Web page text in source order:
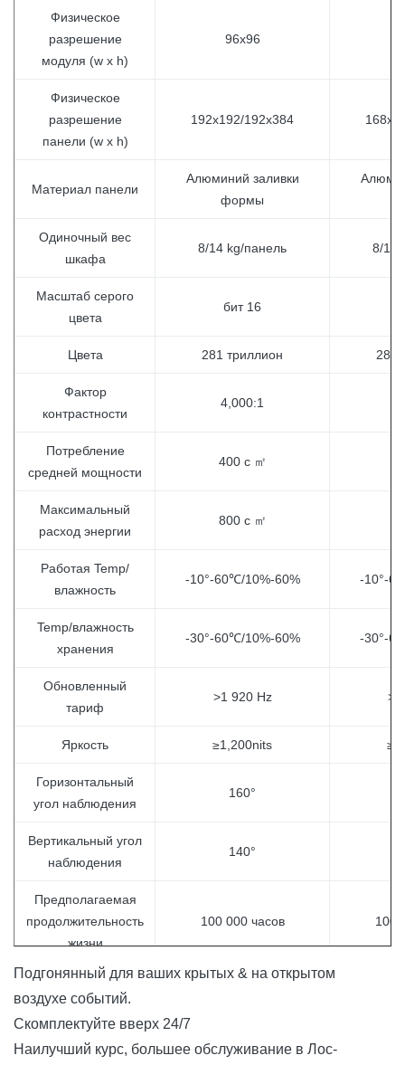
Физическое
разрешение
модуля (w x h)
96x96
Физическое
разрешение
панели (w x h)
192x192/192x384
Материал панели
Алюминий заливки
формы
Одиночный вес
шкафа
8/14 kg/панель 8/14
Масштаб серого
цвета
бит 16
Цвета 281 триллион 281
Фактор
контрастности
4,000:1
Потребление
средней мощности
400 с ㎡
Максимальный
расход энергии
800 с ㎡
Работая Temp/
влажность
-10°-60℃/10%-60% -10°-
Temp/влажность
хранения
-30°-60℃/10%-60% -30°-
Обновленный
тариф
>1 920 Hz >1
Яркость ≥1,200nits
Горизонтальный
угол наблюдения
160°
Вертикальный угол
наблюдения
140°
Предполагаемая
продолжительность
жизни
100 000 часов 100
Обслуживать Фронт/заднее
Оценка IP (фронт/
Подгонянный для ваших крытых & на открытом
воздухе событий.
Скомплектуйте вверх 24/7
Наилучший курс, большее обслуживание в Лос-